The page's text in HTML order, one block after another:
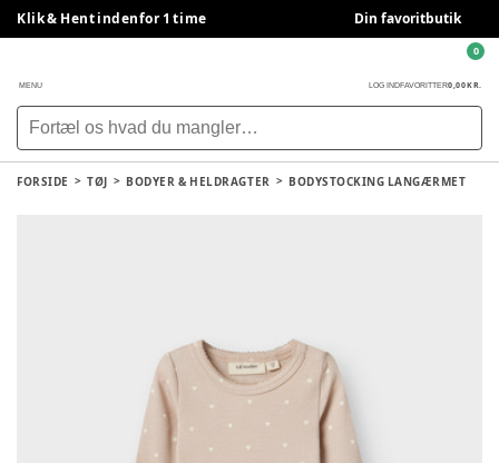
Klik & Hent indenfor 1 time Din favoritbutik
MENU LOG INDFAVORITTER0,00 KR.
0
FORSIDE TØJ BODYER & HELDRAGTER BODYSTOCKING LANGÆRMET